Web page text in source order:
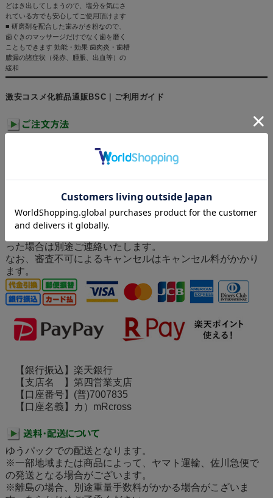
どはき出してしまうので、塩分を気にさ
れている方でも安心してご使用頂けます
■ 研磨剤を配合した歯みがき粉なので、
歯ぐきのマッサージだけでなく歯を磨く
こともできます 効能・効果 歯肉炎・歯槽
膿漏の諸症状（発赤、腫脹、出血等）の
緩和
激安コスメ化粧品通販BSC｜ご利用ガイド
ご注文やご質問メールの対応は、土日祝日を除く平日の
みの対応となります。
クレジットカード決済、代金引換(手数料370円)、後払い決
済(手数料370円)、銀行振込、郵便振替
※クレジットカード・後払いは審査があり、決済不可とな
った場合は別途ご連絡いたします。
なお、審査不可によるキャンセルはキャンセル料がかかり
ます。
【銀行振込】楽天銀行
【支店名 】第四営業支店
【口座番号】(普)7007835
【口座名義】カ）mRcross
ゆうパックでの配送となります。
※一部地域または商品によって、ヤマト運輸、佐川急便で
の発送となる場合がございます。
※離島の場合、別途重量手数料がかかる場合がこざいま